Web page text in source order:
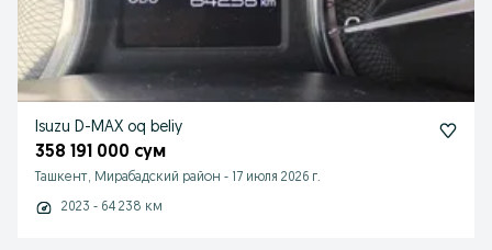
Isuzu D-MAX oq beliy
358 191 000 сум
Ташкент, Мирабадский район - 17 июля 2026 г.
2023 - 64 238 км